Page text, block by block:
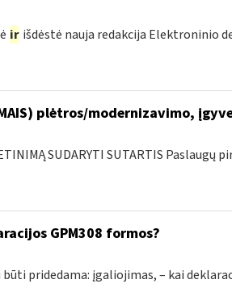
ir išdėstė nauja redakcija Elektroninio
plėtros/modernizavimo,
SUDARYTI SUTARTIS Paslaugų
GPM308 formos?
pridedama: įgaliojimas, – kai